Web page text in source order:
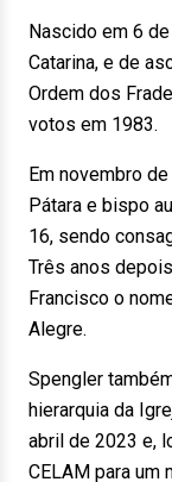
Nascido em 6
Catarina, e de
Ordem dos
votos em 1983.
Em novembro
Pátara e bispo
16, sendo
Três anos
Francisco o
Alegre.
Spengler
hierarquia da
abril de 2023 e,
CELAM para um